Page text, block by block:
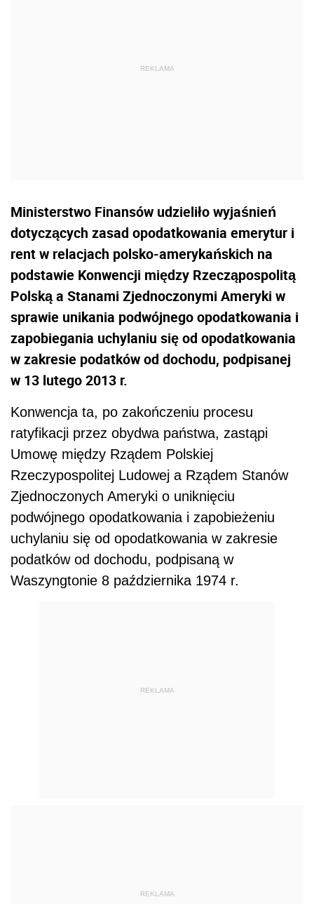
Ministerstwo Finansów udzieliło wyjaśnień
dotyczących zasad opodatkowania emerytur i
rent w relacjach polsko-amerykańskich na
podstawie Konwencji między Rzecząpospolitą
Polską a Stanami Zjednoczonymi Ameryki w
sprawie unikania podwójnego opodatkowania i
zapobiegania uchylaniu się od opodatkowania
w zakresie podatków od dochodu, podpisanej
w 13 lutego 2013 r.
Konwencja ta, po zakończeniu procesu
ratyfikacji przez obydwa państwa, zastąpi
Umowę między Rządem Polskiej
Rzeczypospolitej Ludowej a Rządem Stanów
Zjednoczonych Ameryki o uniknięciu
podwójnego opodatkowania i zapobieżeniu
uchylaniu się od opodatkowania w zakresie
podatków od dochodu, podpisaną w
Waszyngtonie 8 października 1974 r.
REKLAMA
REKLAMA